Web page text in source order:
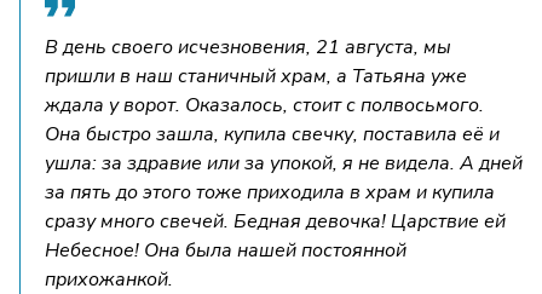
В день своего исчезновения, 21 августа, мы
пришли в наш станичный храм, а Татьяна уже
ждала у ворот. Оказалось, стоит с полвосьмого.
Она быстро зашла, купила свечку, поставила её и
ушла: за здравие или за упокой, я не видела. А дней
за пять до этого тоже приходила в храм и купила
сразу много свечей. Бедная девочка! Царствие ей
Небесное! Она была нашей постоянной
прихожанкой.